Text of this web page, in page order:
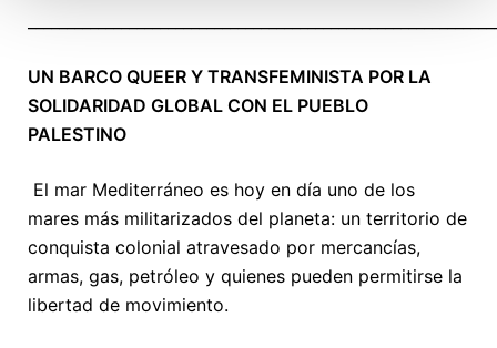
UN BARCO QUEER Y TRANSFEMINISTA POR LA
SOLIDARIDAD GLOBAL CON EL PUEBLO
PALESTINO
El mar Mediterráneo es hoy en día uno de los
mares más militarizados del planeta: un territorio de
conquista colonial atravesado por mercancías,
armas, gas, petróleo y quienes pueden permitirse la
libertad de movimiento.